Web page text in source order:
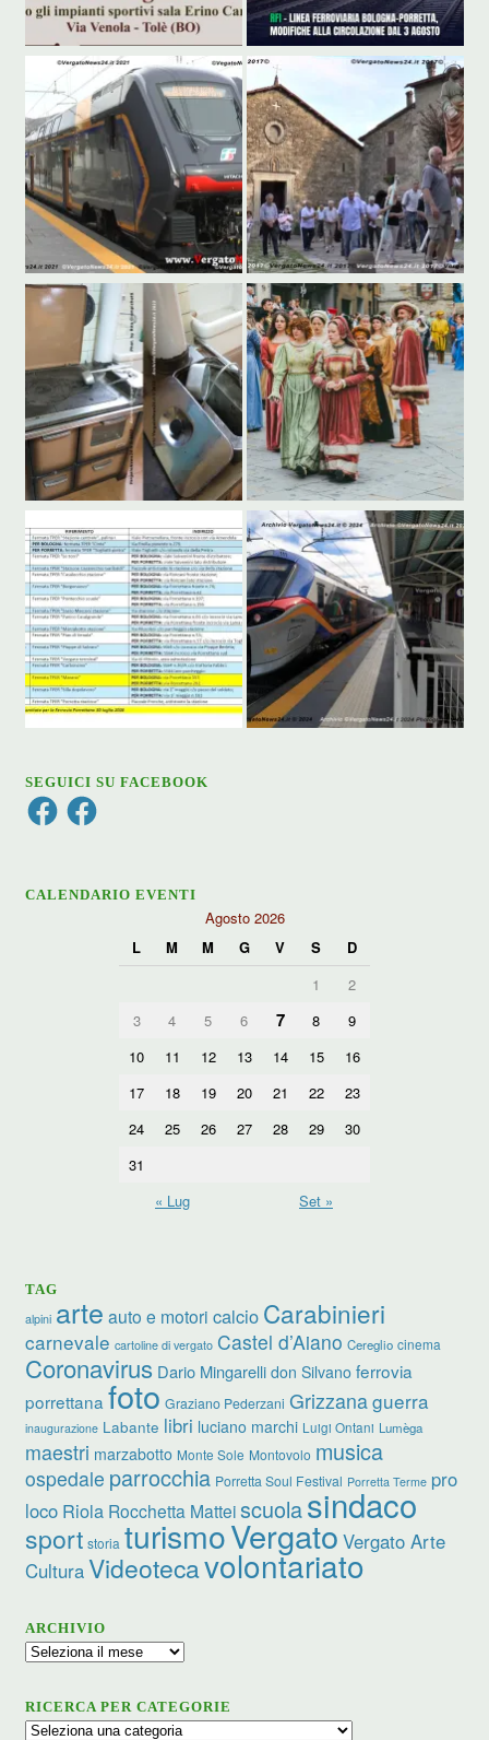
SEGUICI SU FACEBOOK
FacebookFacebook
CALENDARIO EVENTI
Agosto 2026
L
M M G V S
D
1
2
3
4 5 6 7 8
9
10
11 12 13 14 15
16
17
18 19 20 21 22
23
24
25 26 27 28 29
30
31
« Lug
Set »
TAG
alpini arte auto e motori calcio Carabinieri
carnevale cartoline di vergato Castel d’Aiano Cereglio cinema
Coronavirus Dario Mingarelli don Silvano ferrovia
porrettana foto Graziano Pederzani Grizzanaguerra
inaugurazione Labante libri luciano marchi Luigi Ontani Lumèga
maestri marzabotto Monte Sole Montovolo musica
ospedale parrocchia Porretta Soul Festival Porretta Terme pro
loco Riola Rocchetta Matteiscuolasindaco
sport storia turismoVergato Vergato Arte
CulturaVideotecavolontariato
ARCHIVIO
Archivio
RICERCA PER CATEGORIE
Ricerca